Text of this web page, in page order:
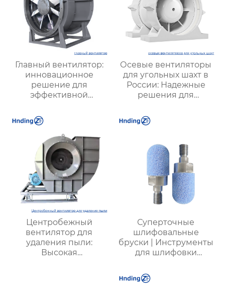
Главный вентилятор:
инновационное
решение для
эффективной
оптимизации работы
Осевые вентиляторы
для угольных шахт в
России: Надежные
решения для
вентиляции и
безопасности
Центробежный
вентилятор для
удаления пыли:
Высокая
Суперточные
шлифовальные
бруски | Инструменты
для шлифовки
подшипников с
высокой точностью |